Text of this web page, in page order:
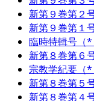
新第９巻第２
新第９巻第１
臨時特輯号（*
新第８巻第６
宗教学紀要（*
新第８巻第５
新第８巻第４